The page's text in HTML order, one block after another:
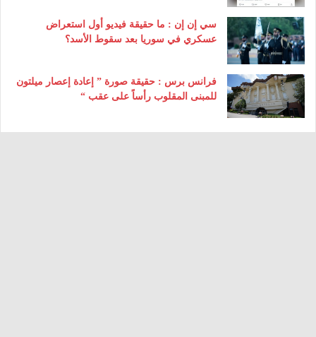
سي إن إن : ما حقيقة فيديو أول استعراض
عسكري في سوريا بعد سقوط الأسد؟
فرانس برس : حقيقة صورة ” إعادة إعصار ميلتون
للمبنى المقلوب رأساً على عقب “